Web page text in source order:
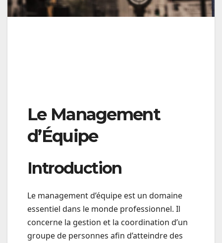
Le Management
d’Équipe
Introduction
Le management d’équipe est un domaine
essentiel dans le monde professionnel. Il
concerne la gestion et la coordination d’un
groupe de personnes afin d’atteindre des